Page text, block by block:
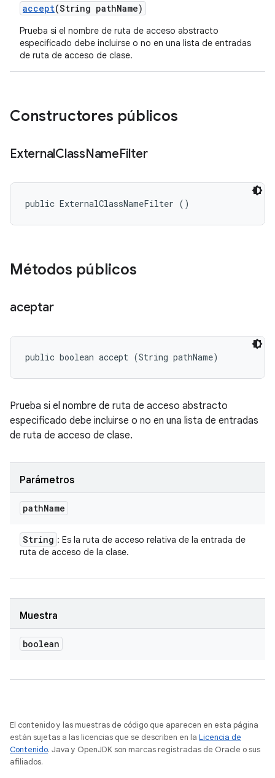
accept(String pathName)
Prueba si el nombre de ruta de acceso abstracto
especificado debe incluirse o no en una lista de entradas
de ruta de acceso de clase.
Constructores públicos
ExternalClassNameFilter
public ExternalClassNameFilter ()
Métodos públicos
aceptar
public boolean accept (String pathName)
Prueba si el nombre de ruta de acceso abstracto
especificado debe incluirse o no en una lista de entradas
de ruta de acceso de clase.
Parámetros
pathName
String : Es la ruta de acceso relativa de la entrada de
ruta de acceso de la clase.
Muestra
boolean
El contenido y las muestras de código que aparecen en esta página
están sujetas a las licencias que se describen en la Licencia de
Contenido. Java y OpenJDK son marcas registradas de Oracle o sus
afiliados.